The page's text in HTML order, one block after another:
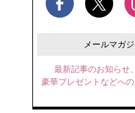
メールマガ
最新記事のお知らせ
豪華プレゼントなどへ